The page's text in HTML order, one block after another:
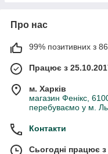
Про нас
99% позитивних з 86
Працює з
м. Харків
магазин Фенікс,
перебуваємо у м.
Контакти
Сьогодні працює